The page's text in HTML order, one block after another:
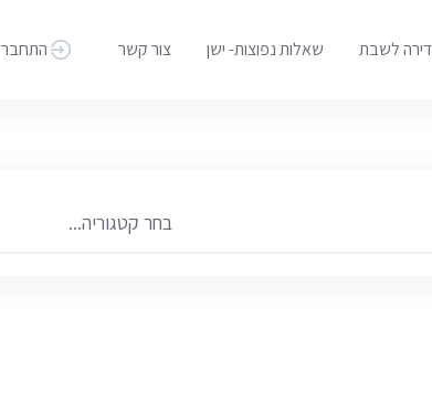
לשבת שאלות נפוצות- ישן צור קשר התחבר
בחר קטגוריה...